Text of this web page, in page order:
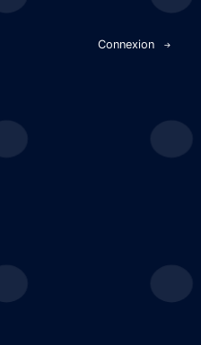
Connexion